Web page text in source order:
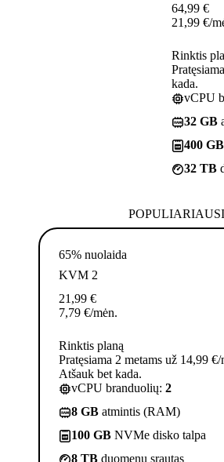
64,99 €
21,99 €/
Rinktis
kada.
vCPU
32 GB
400 GB
32 TB
65% nuolaida
KVM 2
21,99 €
7,79 €/mėn.
Rinktis planą
Pratęsiama 2 metams už 14,99 €/
Atšauk bet kada.
vCPU branduolių: 2
8 GB atmintis (RAM)
100 GB NVMe disko talpa
8 TB duomenų srautas